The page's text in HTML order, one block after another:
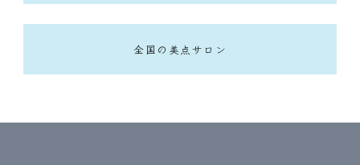
全国の美点サロン